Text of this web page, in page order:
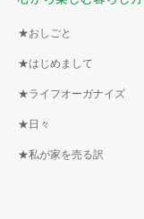
★おしごと
★はじめまして
★ライフオーガナイズ
★日々
★私が家を売る訳